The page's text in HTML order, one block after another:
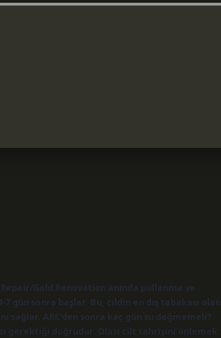
Gold Renovation anında pullanma ve
sonra başlar. Bu, cildin en dış tabakası olan
ARC’den sonra kaç gün su değmemeli?
gerektiği doğrudur. Olası cilt tahrişini önlemek